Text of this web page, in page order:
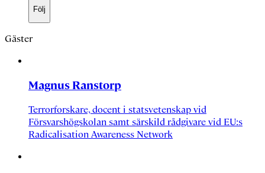
Följ
Gäster
Magnus Ranstorp
Terrorforskare, docent i statsvetenskap vid
Försvarshögskolan samt särskild rådgivare vid EU:s
Radicalisation Awareness Network